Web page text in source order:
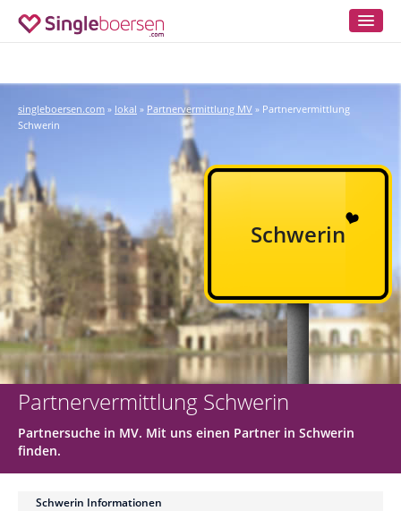
singleboersen.com » lokal » Partnervermittlung MV » Partnervermittlung
Schwerin
Partnervermittlung Schwerin
Partnersuche in MV. Mit uns einen Partner in Schwerin
finden.
Schwerin
Schwerin Informationen